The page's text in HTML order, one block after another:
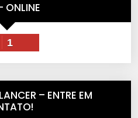
ONLINE
1
– ENTRE EM